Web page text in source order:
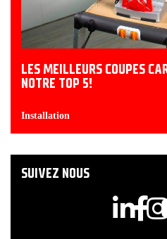
LES MEILLEURS COUPES
NOTRE TOP 5!
Installation
SUIVEZ NOUS